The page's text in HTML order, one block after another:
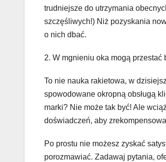
trudniejsze do utrzymania
szczęśliwych!) Niż pozyskania
o nich dbać.
2. W mgnieniu oka mogą przestać
To nie nauka rakietowa, w
spowodowane okropną obsługą
marki? Nie może tak być! Ale
doświadczeń, aby
Po prostu nie możesz zyskać
porozmawiać. Zadawaj pytania,